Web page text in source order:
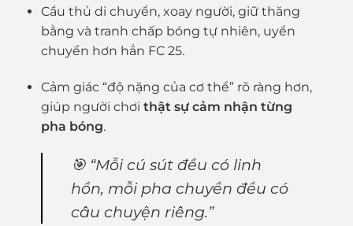
Cầu thủ di chuyển, xoay người, giữ thăng
bằng và tranh chấp bóng tự nhiên, uyển
chuyển hơn hẳn FC 25.
Cảm giác “độ nặng của cơ thể” rõ ràng hơn,
giúp người chơi thật sự cảm nhận từng
pha bóng.
🎯 “Mỗi cú sút đều có linh
hồn, mỗi pha chuyền đều có
câu chuyện riêng.”